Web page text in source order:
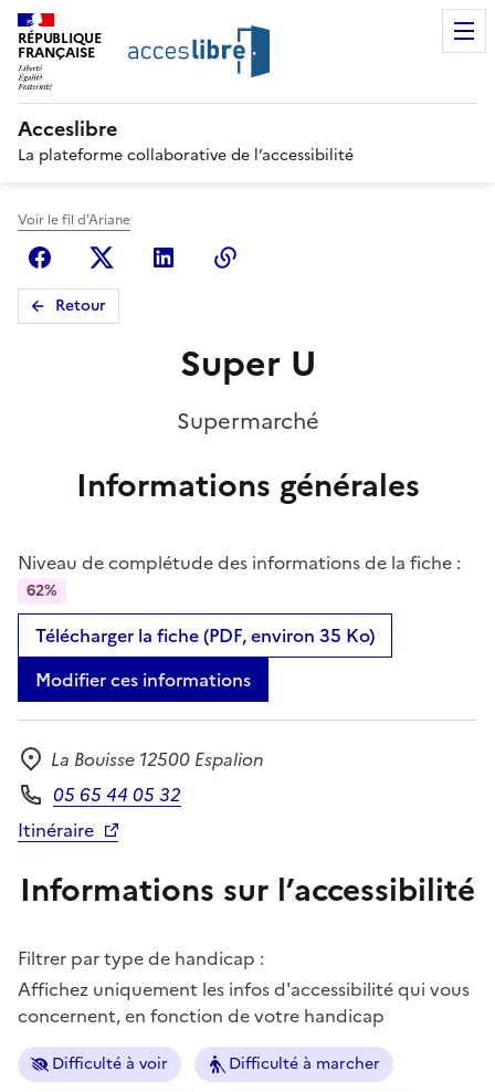
RÉPUBLIQUE
FRANÇAISE
Acceslibre
La plateforme collaborative de l’accessibilité
Voir le fil d'Ariane
FacebookX (anciennement Twitter)
Linkedin
Retour
Super U
Supermarché
Informations générales
Niveau de complétude des informations de la fiche :
62%
Télécharger la fiche (PDF, environ 35 Ko)
Modifier ces informations
Adresse
La Bouisse 12500 Espalion
Téléphone
05 65 44 05 32
Itinéraire
Informations sur l’accessibilité
Filtrer par type de handicap :
Affichez uniquement les infos d'accessibilité qui vous
concernent, en fonction de votre handicap
Difficulté à voir Difficulté à marcher